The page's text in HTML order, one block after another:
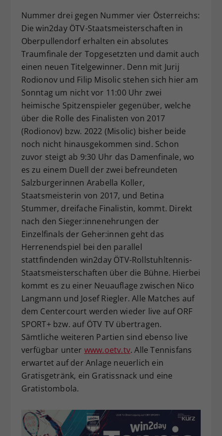
Nummer drei gegen Nummer vier Österreichs:
Die win2day ÖTV-Staatsmeisterschaften in
Oberpullendorf erhalten ein absolutes
Traumfinale der Topgesetzten und damit auch
einen neuen Titelgewinner. Denn mit Jurij
Rodionov und Filip Misolic stehen sich hier am
Sonntag um nicht vor 11:00 Uhr zwei
heimische Spitzenspieler gegenüber, welche
über die Rolle des Finalisten von 2017
(Rodionov) bzw. 2022 (Misolic) bisher beide
noch nicht hinausgekommen sind. Schon
zuvor steigt ab 9:30 Uhr das Damenfinale, wo
es zu einem Duell der zwei befreundeten
Salzburgerinnen Arabella Koller,
Staatsmeisterin von 2017, und Betina
Stummer, dreifache Finalistin, kommt. Direkt
nach den Sieger:innenehrungen der
Einzelfinals der Geher:innen geht das
Herrenendspiel bei den parallel
stattfindenden win2day ÖTV-Rollstuhltennis-
Staatsmeisterschaften über die Bühne. Hierbei
kommt es zu einer Neuauflage zwischen Nico
Langmann und Josef Riegler. Alle Matches auf
dem Centercourt werden wieder live auf ORF
SPORT+ bzw. auf ÖTV TV übertragen.
Sämtliche weiteren Partien sind ebenso live
verfügbar unter www.oetv.tv. Alle Tennisfans
erwartet auf der Anlage neuerlich ein
Gratisgetränk, ein Gratissnack und eine
Gratistombola.
Zweck
Dieser Wert speichert Ihre Consent-
Einstellungen. Unter anderem eine
zufällig generierte ID, für die
historische Speicherung Ihrer
vorgenommen Einstellungen, falls der
Webseiten-Betreiber dies eingestellt
hat.